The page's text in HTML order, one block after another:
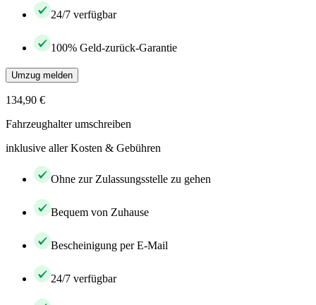
24/7 verfügbar
100% Geld-zurück-Garantie
Umzug melden
134,90 €
Fahrzeughalter umschreiben
inklusive aller Kosten & Gebühren
Ohne zur Zulassungsstelle zu gehen
Bequem von Zuhause
Bescheinigung per E-Mail
24/7 verfügbar